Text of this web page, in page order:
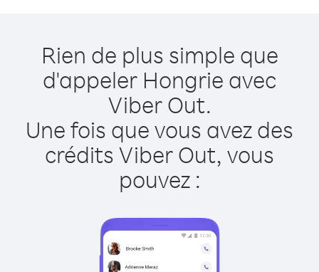
Rien de plus simple que
d'appeler Hongrie avec
Viber Out.
Une fois que vous avez des
crédits Viber Out, vous
pouvez :